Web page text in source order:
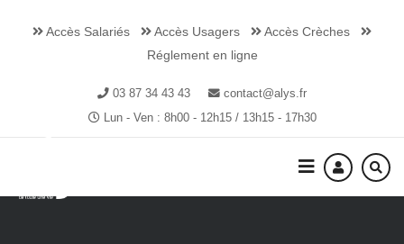
Accès Salariés Accès Usagers
Accès Crèches
Réglement en ligne
03 87 34 43 43
contact@alys.fr
Lun - Ven : 8h00 - 12h15 / 13h15 - 17h30